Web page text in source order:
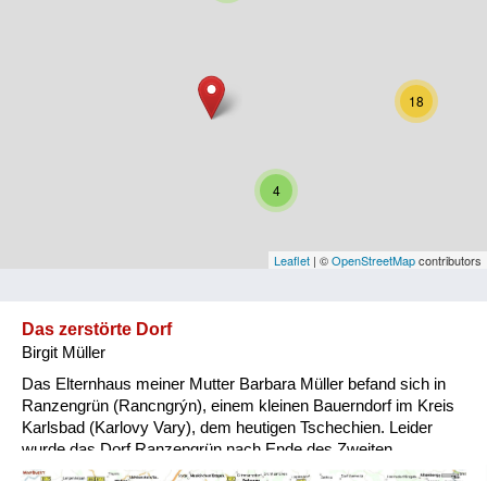
Oberösterreich
Salzburg
Vorarlberg
Besatzungsmächte
Frauen, Mütter, Kinder
4
18
Leaflet | ©OpenStreetMapcontributors
Das zerstörte Dorf
Birgit Müller
Das Elternhaus meiner Mutter Barbara Müller befand sich in
Ranzengrün (Rancngrýn), einem kleinen Bauerndorf im Kreis
Karlsbad (Karlovy Vary), dem heutigen Tschechien. Leider
wurde das Dorf Ranzengrün nach Ende des Zweiten
Weltkrieges vollkommen vernichtet und zu einem